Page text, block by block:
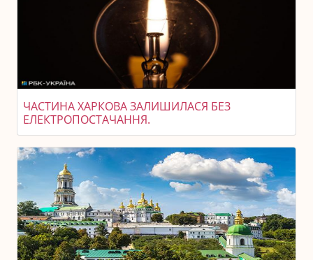
ЧАСТИНА ХАРКОВА ЗАЛИШИЛАСЯ БЕЗ
ЕЛЕКТРОПОСТАЧАННЯ.